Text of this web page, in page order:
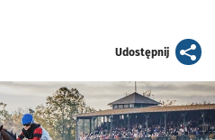
Udostępnijartykuł